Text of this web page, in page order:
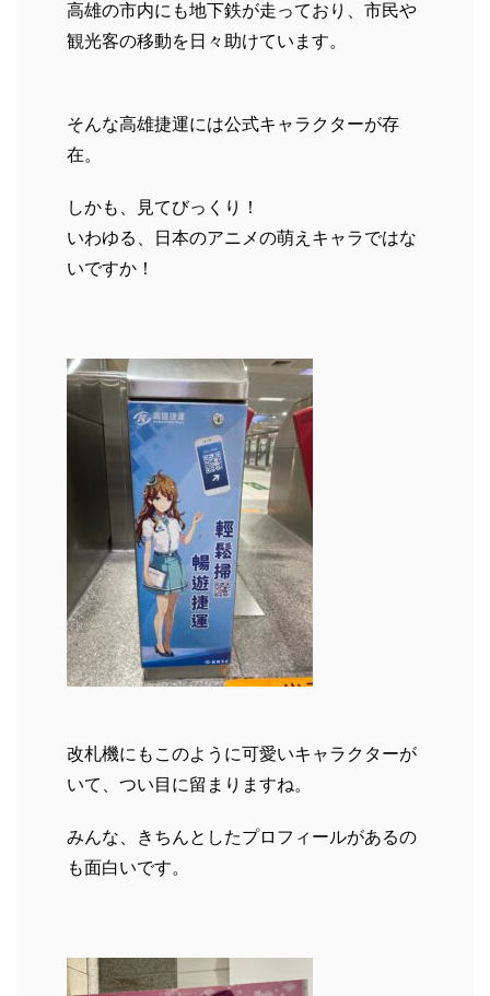
高雄の市内にも地下鉄が走っており、市民や
観光客の移動を日々助けています。
そんな高雄捷運には公式キャラクターが存
在。
しかも、見てびっくり！
いわゆる、日本のアニメの萌えキャラではな
いですか！
改札機にもこのように可愛いキャラクターが
いて、つい目に留まりますね。
みんな、きちんとしたプロフィールがあるの
も面白いです。